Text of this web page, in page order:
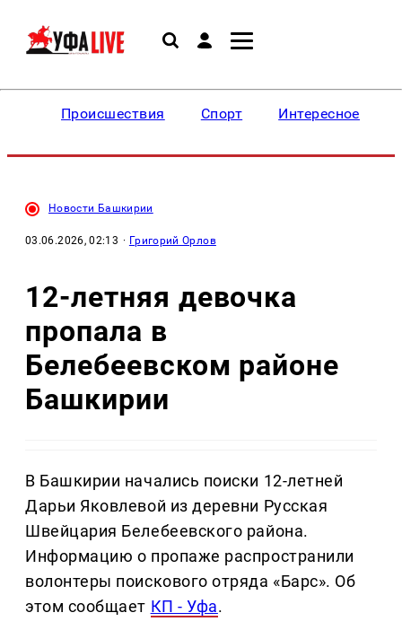
Происшествия Спорт Интересное
Новости Башкирии
03.06.2026, 02:13 · Григорий Орлов
12-летняя девочка
пропала в
Белебеевском районе
Башкирии
В Башкирии начались поиски 12-летней
Дарьи Яковлевой из деревни Русская
Швейцария Белебеевского района.
Информацию о пропаже распространили
волонтеры поискового отряда «Барс». Об
этом сообщает КП - Уфа.